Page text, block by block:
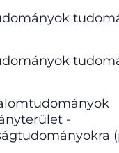
-